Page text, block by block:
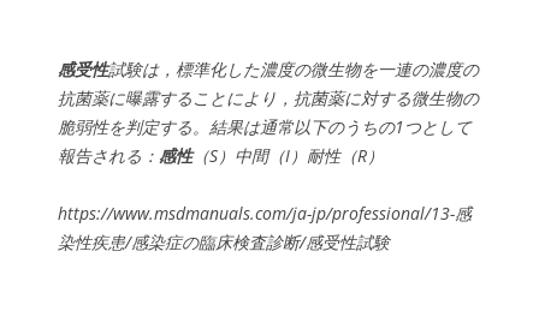
感受性試験は，標準化した濃度の微生物を一連の濃度の
抗菌薬に曝露することにより，抗菌薬に対する微生物の
脆弱性を判定する。結果は通常以下のうちの1つとして
報告される： 感性（S）中間（I）耐性（R）
https://www.msdmanuals.com/ja-jp/professional/13-感
染性疾患/感染症の臨床検査診断/感受性試験